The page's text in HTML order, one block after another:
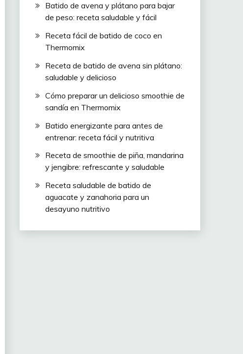
Batido de avena y plátano para bajar
de peso: receta saludable y fácil
Receta fácil de batido de coco en
Thermomix
Receta de batido de avena sin plátano:
saludable y delicioso
Cómo preparar un delicioso smoothie de
sandía en Thermomix
Batido energizante para antes de
entrenar: receta fácil y nutritiva
Receta de smoothie de piña, mandarina
y jengibre: refrescante y saludable
Receta saludable de batido de
aguacate y zanahoria para un
desayuno nutritivo